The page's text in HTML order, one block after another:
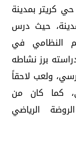
يحيى عام 1934 في حي كريتر بمدينة
حيث درس
النظامي في
برز نشاطه
ولعب لاحقاً
كما كان من
الرياضي